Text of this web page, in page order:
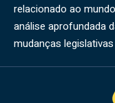
relacionado ao
análise aprofundada
mudanças